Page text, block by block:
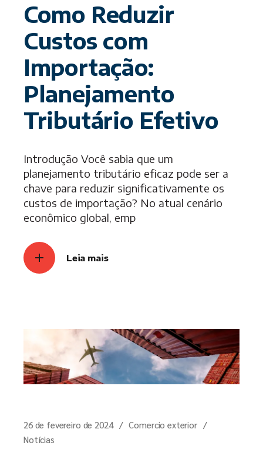
Como Reduzir
Custos com
Importação:
Planejamento
Tributário Efetivo
Introdução Você sabia que um
planejamento tributário eficaz pode ser a
chave para reduzir significativamente os
custos de importação? No atual cenário
econômico global, emp
Leia mais
26 de fevereiro de 2024
Comercio exterior
Notícias